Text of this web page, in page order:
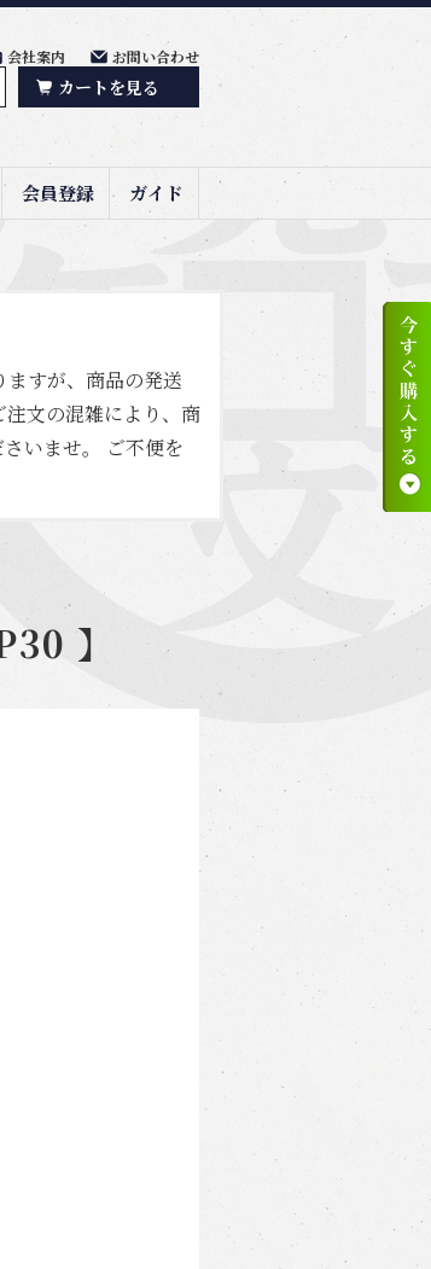
会員登録 ガイド
会社案内 お問い合わせ
カートを見る
ますが、商品の発送
文の混雑により、商
いませ。 ご不便を
】